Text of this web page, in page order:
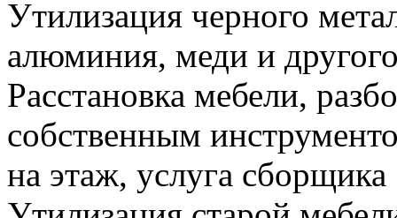
Утилизация черного
алюминия, меди и
Расстановка мебели,
собственным
на этаж, услуга сборщика